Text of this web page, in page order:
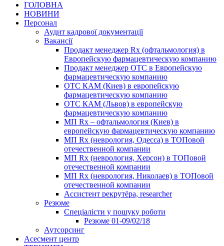
ГОЛОВНА
НОВИНИ
Персонал
Аудит кадрової документації
Вакансії
Продакт менеджер Rx (офтальмология) в
Европейскую фармацевтическую компанию
Продакт менеджер ОТС в Европейскую
фармацевтическую компанию
ОТС КАМ (Киев) в европейскую
фармацевтическую компанию
ОТС КАМ (Львов) в европейскую
фармацевтическую компанию
МП Rx – офтальмология (Киев) в
европейскую фармацевтическую компанию
МП Rx (неврология, Одесса) в ТОПовой
отечественной компании
МП Rx (неврология, Херсон) в ТОПовой
отечественной компании
МП Rx (неврология, Николаев) в ТОПовой
отечественной компании
Ассистент рекрутёра, researcher
Резюме
Cпеціалісти у пошуку роботи
Резюме 01-09/02/18
Аутсорсинг
Асесмент центр